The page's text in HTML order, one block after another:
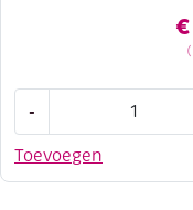
€
Toevoegen
-
nummer